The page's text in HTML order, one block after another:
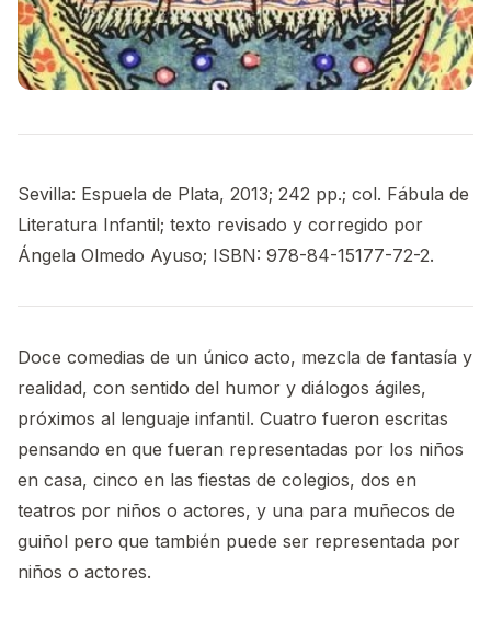
Sevilla: Espuela de Plata, 2013; 242 pp.; col. Fábula de
Literatura Infantil; texto revisado y corregido por
Ángela Olmedo Ayuso; ISBN: 978-84-15177-72-2.
Doce comedias de un único acto, mezcla de fantasía y
realidad, con sentido del humor y diálogos ágiles,
próximos al lenguaje infantil. Cuatro fueron escritas
pensando en que fueran representadas por los niños
en casa, cinco en las fiestas de colegios, dos en
teatros por niños o actores, y una para muñecos de
guiñol pero que también puede ser representada por
niños o actores.